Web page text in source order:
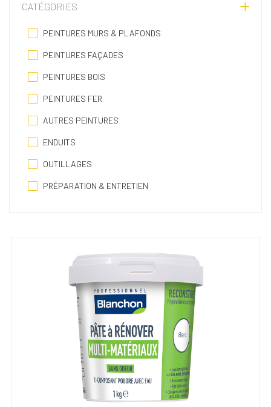
CATÉGORIES
PEINTURES MURS & PLAFONDS
PEINTURES FAÇADES
PEINTURES BOIS
PEINTURES FER
AUTRES PEINTURES
ENDUITS
OUTILLAGES
PRÉPARATION & ENTRETIEN